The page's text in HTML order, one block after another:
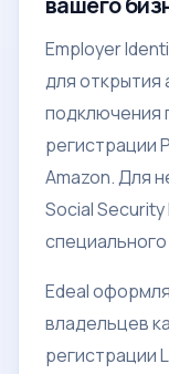
Employer
для открытия
подключения
регистрации
Amazon. Для
Social Security
Edeal
владельцев
регистрации